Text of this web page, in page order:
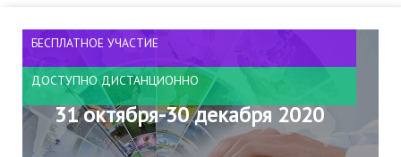
БЕСПЛАТНОЕ УЧАСТИЕ
ДОСТУПНО ДИСТАНЦИОННО
31 октября-30 декабря 2020